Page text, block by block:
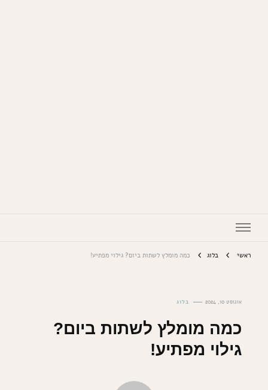
ראשי בלוג כמה מומלץ לשתות ביום? גילוי מפתיע!
אוגוסט 10, 2024 בלוג
כמה מומלץ לשתות ביום?
גילוי מפתיע!